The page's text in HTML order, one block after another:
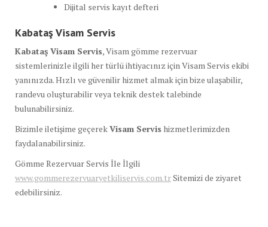
Dijital servis kayıt defteri
Kabataş Visam Servis
Kabataş Visam Servis, Visam gömme rezervuar
sistemlerinizle ilgili her türlü ihtiyacınız için Visam Servis ekibi
yanınızda. Hızlı ve güvenilir hizmet almak için bize ulaşabilir,
randevu oluşturabilir veya teknik destek talebinde
bulunabilirsiniz.
Bizimle iletişime geçerekVisam Servis hizmetlerimizden
faydalanabilirsiniz.
Gömme Rezervuar Servis İle İlgili
www.gommerezervuaryetkiliservis.com.trSitemizi de ziyaret
edebilirsiniz.